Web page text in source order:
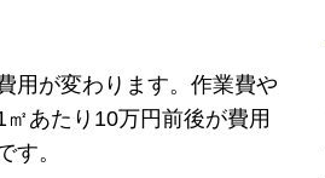
用が変わります。作業費や
あたり10万円前後が費用
す。